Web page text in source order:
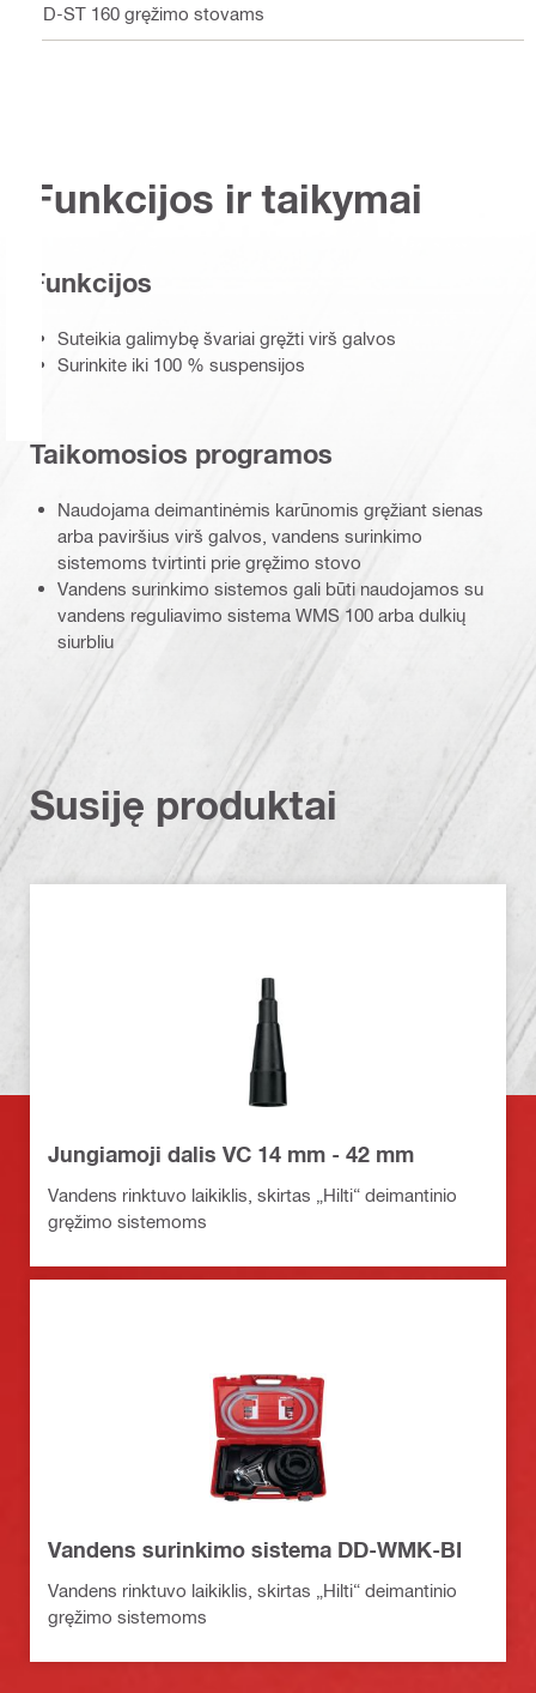
DD-ST 160 gręžimo stovams
Funkcijos ir taikymai
Funkcijos
Suteikia galimybę švariai gręžti virš galvos
Surinkite iki 100 % suspensijos
Taikomosios programos
Naudojama deimantinėmis karūnomis gręžiant sienas
arba paviršius virš galvos, vandens surinkimo
sistemoms tvirtinti prie gręžimo stovo
Vandens surinkimo sistemos gali būti naudojamos su
vandens reguliavimo sistema WMS 100 arba dulkių
siurbliu
Susiję produktai
Jungiamoji dalis VC 14 mm - 42 mm
Vandens rinktuvo laikiklis, skirtas „Hilti“ deimantinio
gręžimo sistemoms
Vandens surinkimo sistema DD-WMK-BI
Vandens rinktuvo laikiklis, skirtas „Hilti“ deimantinio
gręžimo sistemoms